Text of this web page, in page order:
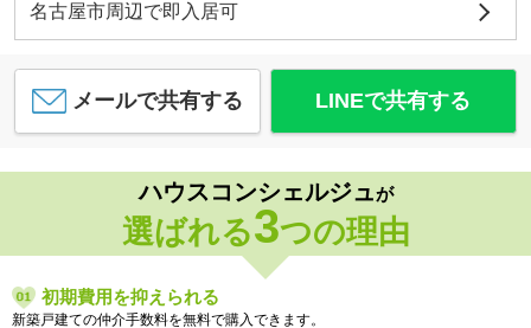
名古屋市周辺で即入居可
メールで共有する LINEで共有する
ハウスコンシェルジュが
選ばれる3つの理由
初期費用を抑えられる
新築戸建ての仲介手数料を無料で購入できます。